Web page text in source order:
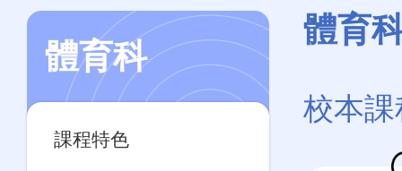
結
體育
校本
體育科
Main
navigation
課程特色